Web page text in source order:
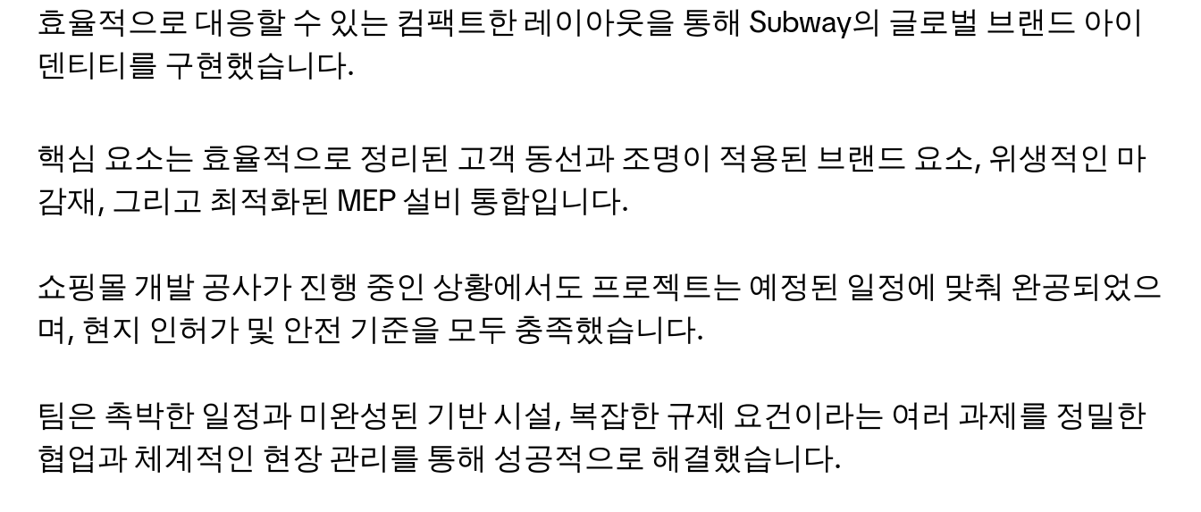
효율적으로 대응할 수 있는 컴팩트한 레이아웃을 통해 Subway의 글로벌 브랜드 아이
덴티티를 구현했습니다.
핵심 요소는 효율적으로 정리된 고객 동선과 조명이 적용된 브랜드 요소, 위생적인 마
감재, 그리고 최적화된 MEP 설비 통합입니다.
쇼핑몰 개발 공사가 진행 중인 상황에서도 프로젝트는 예정된 일정에 맞춰 완공되었으
며, 현지 인허가 및 안전 기준을 모두 충족했습니다.
팀은 촉박한 일정과 미완성된 기반 시설, 복잡한 규제 요건이라는 여러 과제를 정밀한
협업과 체계적인 현장 관리를 통해 성공적으로 해결했습니다.